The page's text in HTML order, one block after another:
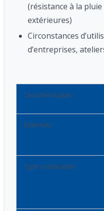
(résistance à la
extérieures)
Circonstances
d’entreprises,
Caractéristiques
Matériau
Type d'utilisation